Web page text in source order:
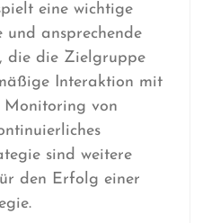
eine wichtige
und ansprechende
die die Zielgruppe
Interaktion mit
Monitoring von
sind weitere
den Erfolg einer